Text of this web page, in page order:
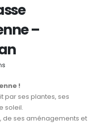
–
!
par ses plantes, ses
soleil.
de ses aménagements et